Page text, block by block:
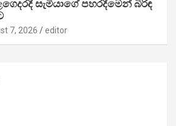
සැමියාගේ පහරදීමෙන් බිරිඳ
7, 2026 editor